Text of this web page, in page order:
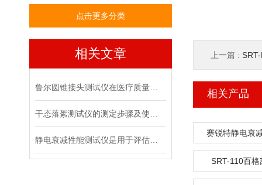
点击更多分类
相关文章 上一篇 : SRT-
相关产品
赛锐特静电衰
SRT-110百